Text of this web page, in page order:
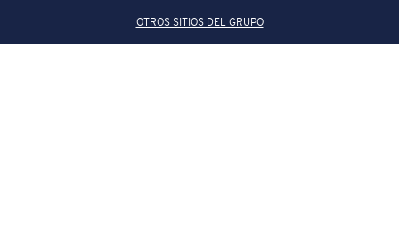
OTROS SITIOS DEL GRUPO